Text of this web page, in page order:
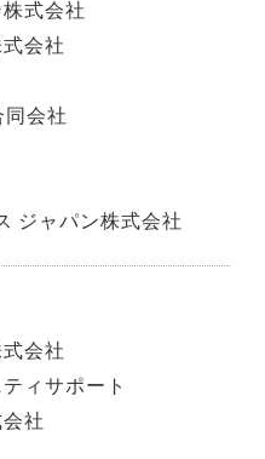
式会社
会社
会社
ジャパン株式会社
会社
ィサポート
社